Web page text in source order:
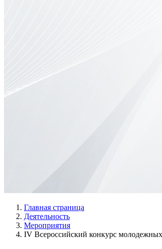
Главная страница
Деятельность
Мероприятия
IV Всероссийский конкурс